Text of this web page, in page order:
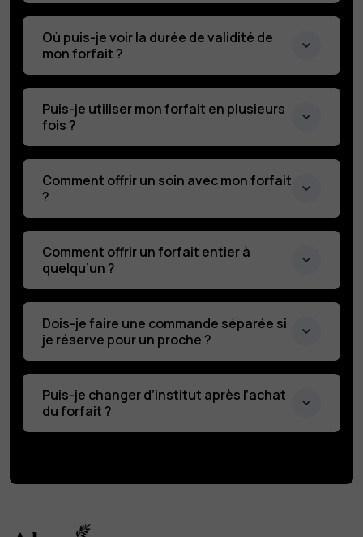
Où puis-je voir la durée de validité de
mon forfait ?
Puis-je utiliser mon forfait en plusieurs
fois ?
Comment offrir un soin avec mon forfait
?
Comment offrir un forfait entier à
quelqu’un ?
Dois-je faire une commande séparée si
je réserve pour un proche ?
Puis-je changer d’institut après l’achat
du forfait ?